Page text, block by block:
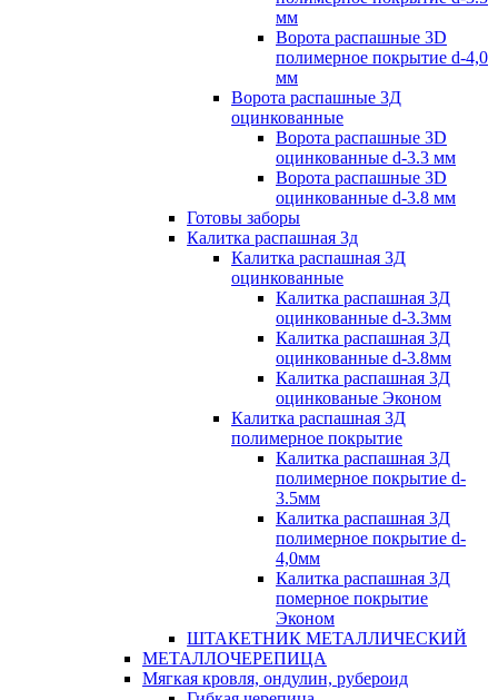
мм
Ворота распашные 3D
полимерное покрытие d-4,0
мм
Ворота распашные 3Д
оцинкованные
Ворота распашные 3D
оцинкованные d-3.3 мм
Ворота распашные 3D
оцинкованные d-3.8 мм
Готовы заборы
Калитка распашная 3д
Калитка распашная 3Д
оцинкованные
Калитка распашная 3Д
оцинкованные d-3.3мм
Калитка распашная 3Д
оцинкованные d-3.8мм
Калитка распашная 3Д
оцинкованые Эконом
Калитка распашная 3Д
полимерное покрытие
Калитка распашная 3Д
полимерное покрытие d-
3.5мм
Калитка распашная 3Д
полимерное покрытие d-
4,0мм
Калитка распашная 3Д
померное покрытие
Эконом
ШТАКЕТНИК МЕТАЛЛИЧЕСКИЙ
МЕТАЛЛОЧЕРЕПИЦА
Мягкая кровля, ондулин, рубероид